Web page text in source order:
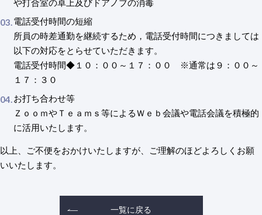
や打合室の卓上及びドアノブの消毒
電話受付時間の短縮
所員の時差通勤を継続するため，電話受付時間につきましては
以下の対応をとらせていただきます。
電話受付時間◆１０：００～１７：００ ※通常は９：００～
１７：３０
お打ち合わせ等
ＺｏｏｍやＴｅａｍｓ等によるＷｅｂ会議や電話会議を積極的
に活用いたします。
以上、ご不便をおかけいたしますが、ご理解のほどよろしくお願
いいたします。
一覧に戻る